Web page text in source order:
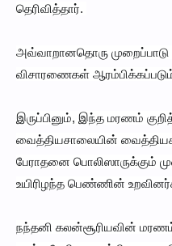
தெரிவித்தார்.
அவ்வாறானதொரு
விசாரணைகள்
இருப்பினும், இந்த மரணம்
வைத்தியசாலையின்
பேராதனை பொலிஸாருக்கும்
உயிரிழந்த பெண்ணின்
நந்தனி கலன்சூரியவின்